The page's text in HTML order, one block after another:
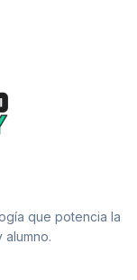
que potencia la
alumno.